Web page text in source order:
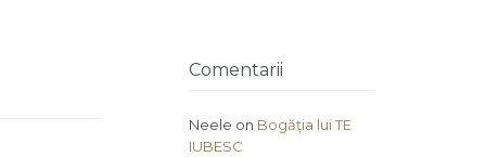
Comentarii
Neele on Bogăția lui TE
IUBESC